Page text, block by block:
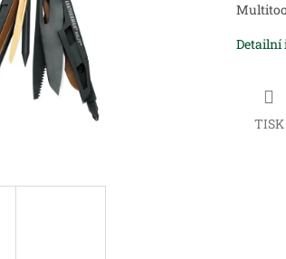
Detailní
TISK